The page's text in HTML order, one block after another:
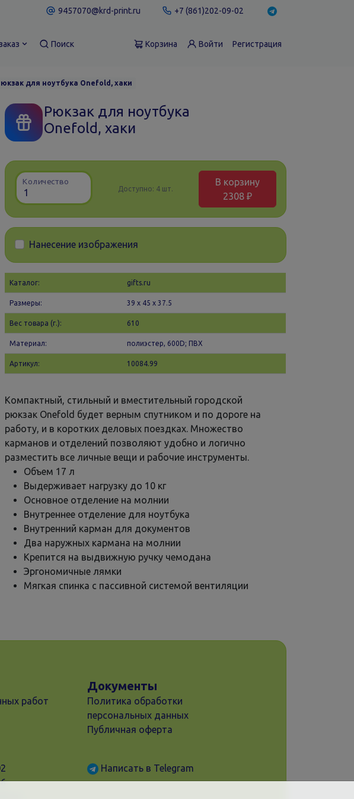
9457070@krd-print.ru +7 (861)202-09-02
Поиск Корзина Войти Регистрация
для ноутбука Onefold, хаки
Рюкзак для ноутбука
Onefold, хаки
Количество
Доступно: 4 шт.
В корзину
2308 ₽
Нанесение изображения
Каталог: gifts.ru
Размеры: 39 х 45 x 37.5
Вес товара (г.): 610
Материал: полиэстер, 600D; ПВХ
Артикул: 10084.99
Компактный, стильный и вместительный городской
рюкзак Onefold будет верным спутником и по дороге на
работу, и в коротких деловых поездках. Множество
карманов и отделений позволяют удобно и логично
разместить все личные вещи и рабочие инструменты.
Объем 17 л
Выдерживает нагрузку до 10 кг
Основное отделение на молнии
Внутреннее отделение для ноутбука
Внутренний карман для документов
Два наружных кармана на молнии
Крепится на выдвижную ручку чемодана
Эргономичные лямки
Мягкая спинка с пассивной системой вентиляции
работ
Документы
Политика обработки
персональных данных
Публичная оферта
Написать в Telegram